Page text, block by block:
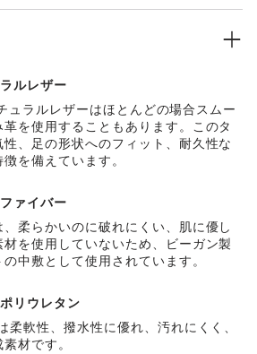
い製品です。当サイト掲載の画像と
なる場合がございますが、レザー用コ
のような濃い色味へと徐々に変化い
ルレザー
ュラルレザーはほとんどの場合スムー
を使用することもあります。このタ
、足の形状へのフィット、耐久性な
を備えています。
ァイバー
柔らかいのに破れにくい、肌に優し
を使用していないため、ビーガン製
中敷として使用されています。
ポリウレタン
柔軟性、撥水性に優れ、汚れにくく、
材です。